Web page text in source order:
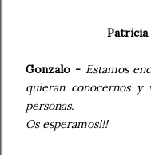
Patricia
Gonzalo - Estamos
quieran conocernos y
personas.
Os esperamos!!!